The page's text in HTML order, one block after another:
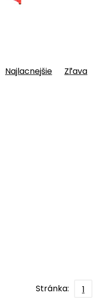
Najlacnejšie
Zľava
Stránka: 1